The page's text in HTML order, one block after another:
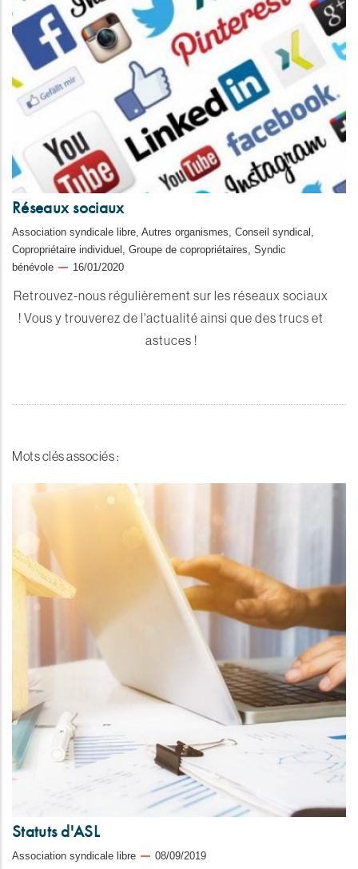
Réseaux sociaux
Association syndicale libre, Autres organismes, Conseil syndical,
Copropriétaire individuel, Groupe de copropriétaires, Syndic
bénévole
16/01/2020
Retrouvez-nous régulièrement sur les réseaux sociaux
! Vous y trouverez de l'actualité ainsi que des trucs et
astuces !
Mots clés associés :
Statuts d'ASL
Association syndicale libre 08/09/2019